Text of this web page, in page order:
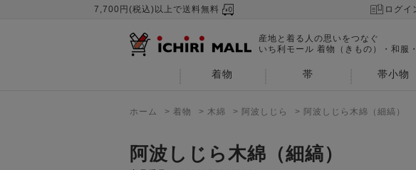
7,700円(税込)以上で送料無料 ログイ
産地と着る人の思いをつなぐ
いち利モール 着物（きもの）・和服
着物 帯 帯小物
ホーム > 着物 > 木綿 > 阿波しじら > 阿波しじら木綿（細縞）
阿波しじら木綿（細縞）